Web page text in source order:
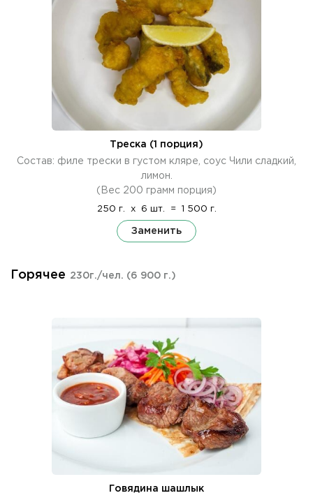
Треска (1 порция)
Состав: филе трески в густом кляре, соус Чили сладкий,
лимон.
(Вес 200 грамм порция)
250 г. x 6 шт. = 1 500 г.
Заменить
Горячее 230г./чел. (6 900 г.)
Говядина шашлык